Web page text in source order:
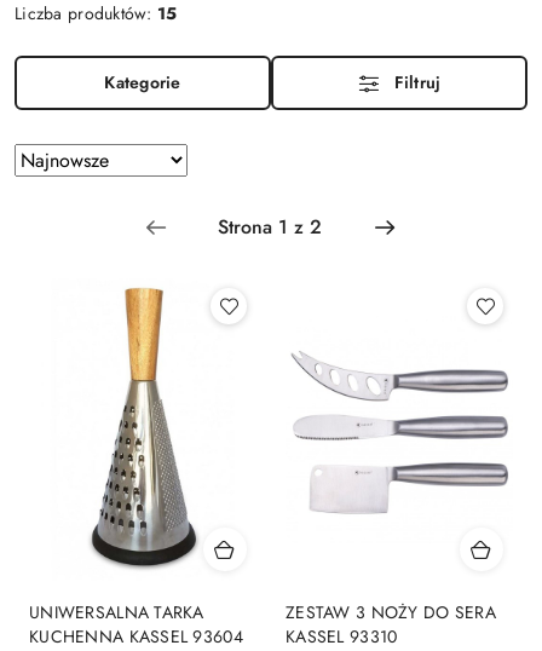
Liczba produktów: 15
Kategorie Filtruj
Zastosowano
sortowanie:
Sortuj
według
UNIWERSALNA TARKA
KUCHENNA KASSEL 93604
ZESTAW 3 NOŻY DO SERA
KASSEL 93310